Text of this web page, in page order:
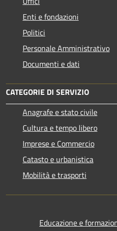
Enti e fondazioni
Politici
Personale Amministrativo
Documenti e dati
CATEGORIE DI SERVIZIO
Anagrafe e stato civile
Cultura e tempo libero
Imprese e Commercio
Catasto e urbanistica
Mobilità e trasporti
Educazione e